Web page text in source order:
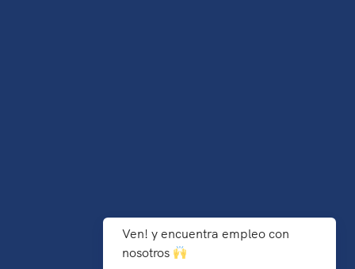
Ven! y encuentra empleo con
nosotros